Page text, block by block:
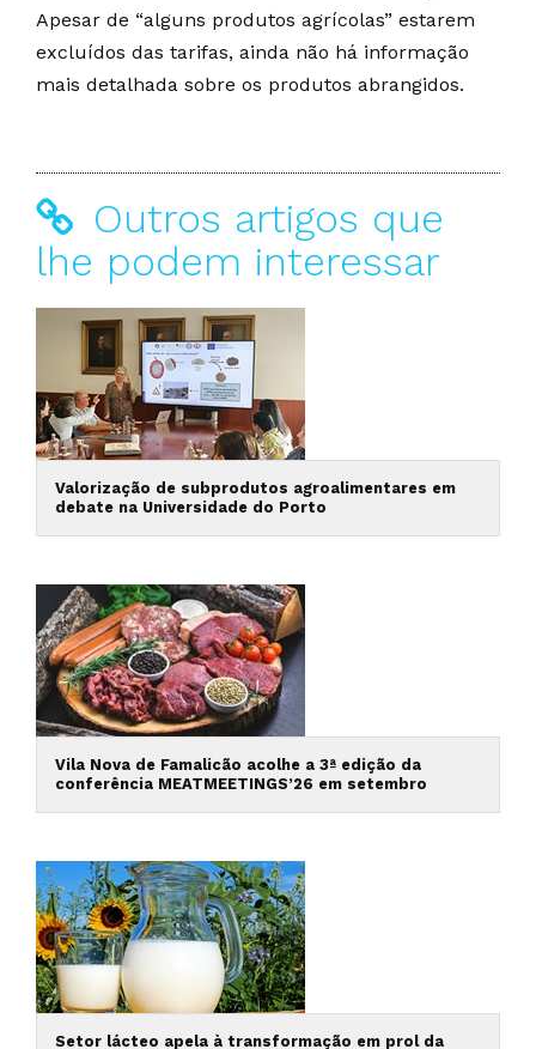
Apesar de “alguns produtos agrícolas” estarem
excluídos das tarifas, ainda não há informação
mais detalhada sobre os produtos abrangidos.
Outros artigos que
lhe podem interessar
Valorização de subprodutos agroalimentares em
debate na Universidade do Porto
Vila Nova de Famalicão acolhe a 3ª edição da
conferência MEATMEETINGS’26 em setembro
Setor lácteo apela à transformação em prol da